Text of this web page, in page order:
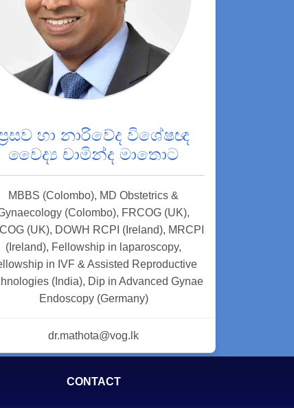
හා නාරිවේද විශේෂඥ
වෛද්‍ය චාමින්ද මාතොට
MBBS (Colombo), MD Obstetrics &
(Colombo), FRCOG (UK),
(UK), DOWH RCPI (Ireland), MRCPI
(Ireland), Fellowship in laparoscopy,
in IVF & Assisted Reproductive
(India), Dip in Advanced Gynae
Endoscopy (Germany)
dr.mathota@vog.lk
CONTACT